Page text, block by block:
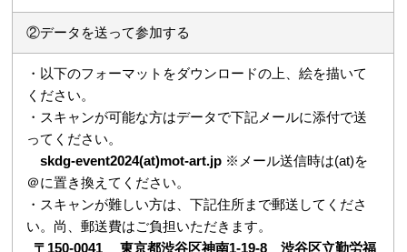
②データを送って参加する
・以下のフォーマットをダウンロードの上、絵を描いて
ください。
・スキャンが可能な方はデータで下記メールに添付で送
ってください。
skdg-event2024(at)mot-art.jp ※メール送信時は(at)を
＠に置き換えてください。
・スキャンが難しい方は、下記住所まで郵送してくださ
い。尚、郵送費はご負担いただきます。
〒150-0041 東京都渋谷区神南1-19-8 渋谷区立勤労福